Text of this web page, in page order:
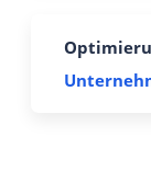
Ihre Gäste